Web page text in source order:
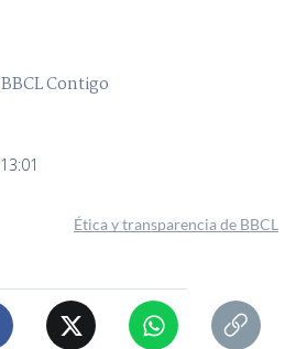
Contigo
Ética y transparencia de BBCL